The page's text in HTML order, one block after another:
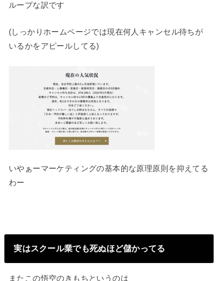
ループな訳です
(しっかりホームページでは現在何人キャンセル待ちが
いるかをアピールしてる)
いやぁーマーケティングの基本的な原理原則を抑えてる
わー
実はスクール業でも死ぬほど儲かってる
またこの悟空のきもちというのは